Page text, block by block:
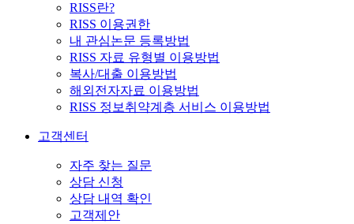
RISS란?
RISS 이용권한
내 관심논문 등록방법
RISS 자료 유형별 이용방법
복사/대출 이용방법
해외전자자료 이용방법
RISS 정보취약계층 서비스 이용방법
고객센터
자주 찾는 질문
상담 신청
상담 내역 확인
고객제안